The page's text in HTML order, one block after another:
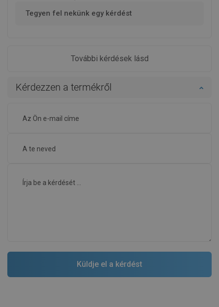
Tegyen fel nekünk egy kérdést
További kérdések lásd
Kérdezzen a termékről